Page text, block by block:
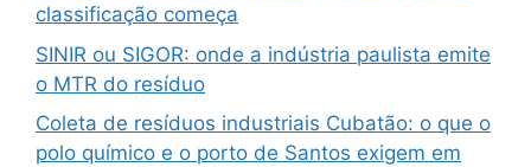
classificação começa
SINIR ou SIGOR: onde a indústria paulista emite
o MTR do resíduo
Coleta de resíduos industriais Cubatão: o que o
polo químico e o porto de Santos exigem em